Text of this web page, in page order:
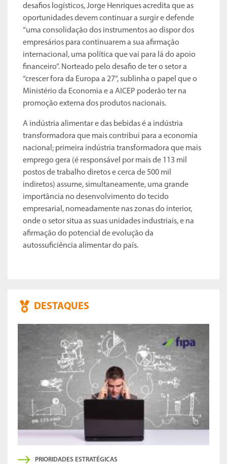
desafios logísticos, Jorge Henriques acredita que as
oportunidades devem continuar a surgir e defende
“uma consolidação dos instrumentos ao dispor dos
empresários para continuarem a sua afirmação
internacional, uma política que vai para lá do apoio
financeiro”. Norteado pelo desafio de ter o setor a
“crescer fora da Europa a 27”, sublinha o papel que o
Ministério da Economia e a AICEP poderão ter na
promoção externa dos produtos nacionais.
A indústria alimentar e das bebidas é a indústria
transformadora que mais contribui para a economia
nacional; primeira indústria transformadora que mais
emprego gera (é responsável por mais de 113 mil
postos de trabalho diretos e cerca de 500 mil
indiretos) assume, simultaneamente, uma grande
importância no desenvolvimento do tecido
empresarial, nomeadamente nas zonas do interior,
onde o setor situa as suas unidades industriais, e na
afirmação do potencial de evolução da
autossuficiência alimentar do país.
DESTAQUES
PRIORIDADES ESTRATÉGICAS